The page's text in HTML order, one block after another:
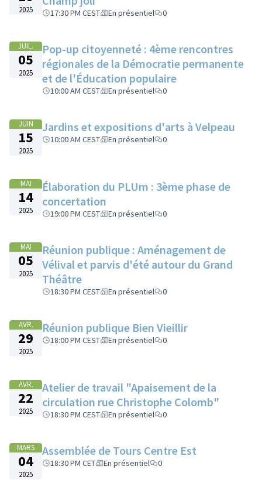
2025 17:30 PM CEST En présentiel 0
JUIL.
05
2025
Pop-up citoyenneté : 4ème rencontres
régionales de la Démocratie permanente
et de l'Éducation populaire
10:00 AM CEST En présentiel 0
JUIN
15
2025
Jardins et expositions d'arts à Velpeau
10:00 AM CEST En présentiel 0
MAI
14
2025
Élaboration du PLUm : 3ème phase de
concertation
19:00 PM CEST En présentiel 0
MAI
05
2025
Réunion publique : Aménagement de
Vélival et parvis d'été autour du Grand
Théâtre
18:30 PM CEST En présentiel 0
AVR.
29
2025
Réunion publique Bien Vieillir
18:00 PM CEST En présentiel 0
AVR.
22
2025
Atelier de travail "Apaisement de la
circulation rue Christophe Colomb"
18:30 PM CEST En présentiel 0
MARS
04
2025
Assemblée de Tours Centre Est
18:30 PM CET En présentiel 0